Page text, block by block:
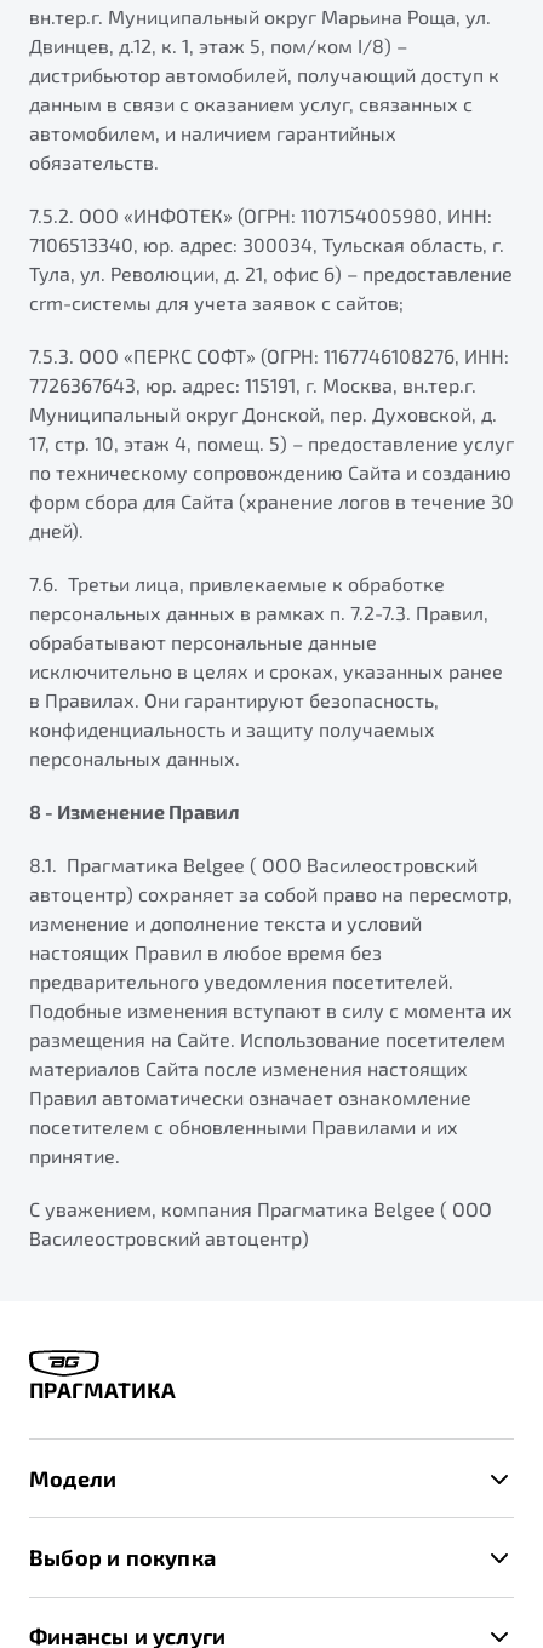
вн.тер.г. Муниципальный округ Марьина Роща, ул.
Двинцев, д.12, к. 1, этаж 5, пом/ком I/8) –
дистрибьютор автомобилей, получающий доступ к
данным в связи с оказанием услуг, связанных с
автомобилем, и наличием гарантийных
обязательств.
7.5.2. ООО «ИНФОТЕК» (ОГРН: 1107154005980, ИНН:
7106513340, юр. адрес: 300034, Тульская область, г.
Тула, ул. Революции, д. 21, офис 6) – предоставление
crm-системы для учета заявок с сайтов;
7.5.3. ООО «ПЕРКС СОФТ» (ОГРН: 1167746108276, ИНН:
7726367643, юр. адрес: 115191, г. Москва, вн.тер.г.
Муниципальный округ Донской, пер. Духовской, д.
17, стр. 10, этаж 4, помещ. 5) – предоставление услуг
по техническому сопровождению Сайта и созданию
форм сбора для Сайта (хранение логов в течение 30
дней).
7.6. Третьи лица, привлекаемые к обработке
персональных данных в рамках п. 7.2-7.3. Правил,
обрабатывают персональные данные
исключительно в целях и сроках, указанных ранее
в Правилах. Они гарантируют безопасность,
конфиденциальность и защиту получаемых
персональных данных.
8 - Изменение Правил
8.1. Прагматика Belgee ( ООО Василеостровский
автоцентр) сохраняет за собой право на пересмотр,
изменение и дополнение текста и условий
настоящих Правил в любое время без
предварительного уведомления посетителей.
Подобные изменения вступают в силу с момента их
размещения на Сайте. Использование посетителем
материалов Сайта после изменения настоящих
Правил автоматически означает ознакомление
посетителем с обновленными Правилами и их
принятие.
С уважением, компания Прагматика Belgee ( ООО
Василеостровский автоцентр)
ПРАГМАТИКА
Модели
X70
Выбор и покупка
Финансы и услуги